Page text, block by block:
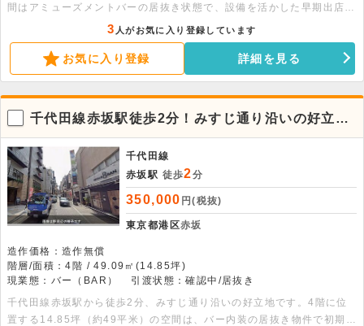
間はアミューズメントバーの居抜き状態で、設備を活かした早期出店が
可能です。20席の客席を備え、幅広い業態の相談も承ります。
3 人がお気に入り登録しています
お気に入り登録 詳細を見る
千代田線赤坂駅徒歩2分！みすじ通り沿いの好立
地、4階バー居抜き物件
千代田線
赤坂駅 徒歩2分
350,000 円(税抜)
東京都港区赤坂
造作価格：造作無償
階層/面積：4階 / 49.09㎡(14.85坪)
現業態：バー（BAR）
引渡状態：確認中/居抜き
千代田線赤坂駅から徒歩2分、みすじ通り沿いの好立地です。4階に位
置する14.85坪（約49平米）の空間は、バー内装の居抜き物件で初期費